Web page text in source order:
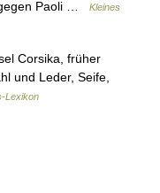
Paoli …
Kleines
Corsika, früher
und Leder, Seife,
Lexikon